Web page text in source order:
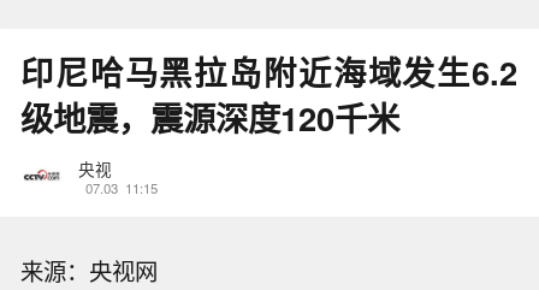
印尼哈马黑拉岛附近海域发生6.2
级地震，震源深度120千米
央视
07.03 11:15
来源：央视网